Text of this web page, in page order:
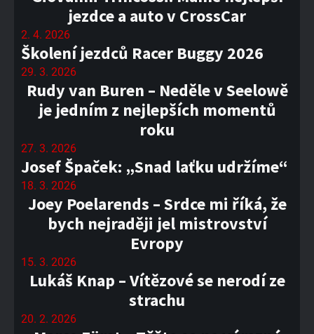
jezdce a auto v CrossCar
2. 4. 2026
Školení jezdců Racer Buggy 2026
29. 3. 2026
Rudy van Buren – Neděle v Seelowě
je jedním z nejlepších momentů
roku
27. 3. 2026
Josef Špaček: „Snad laťku udržíme“
18. 3. 2026
Joey Poelarends – Srdce mi říká, že
bych nejraději jel mistrovství
Evropy
15. 3. 2026
Lukáš Knap – Vítězové se nerodí ze
strachu
20. 2. 2026